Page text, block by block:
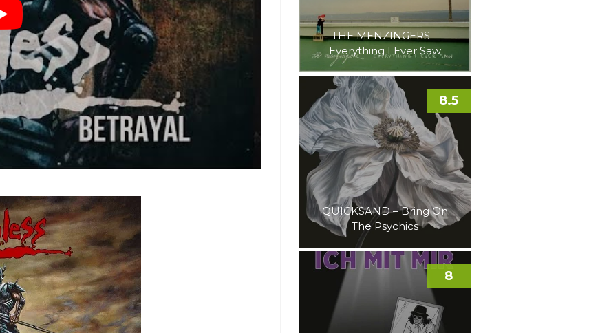
THE MENZINGERS –
Everything I Ever Saw
QUICKSAND – Bring On
The Psychics
8.5
8